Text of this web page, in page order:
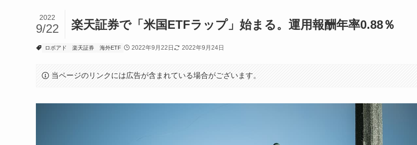
楽天証券で「米国ETFラップ」始まる。運用報酬年率0.88％
2022
9/22
ロボアド 楽天証券 海外ETF 2022年9月22日 2022年9月24日
当ページのリンクには広告が含まれている場合がございます。